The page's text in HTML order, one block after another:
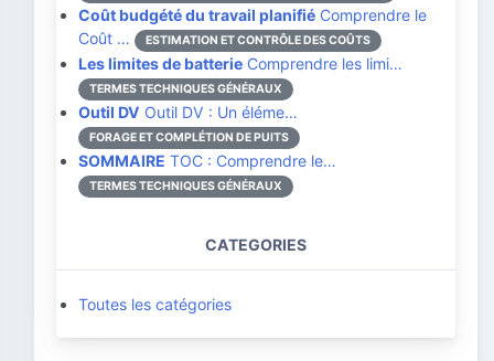
Coût budgété du travail planifié Comprendre le
Coût …
ESTIMATION ET CONTRÔLE DES COÛTS
Les limites de batterie Comprendre les limi…
TERMES TECHNIQUES GÉNÉRAUX
Outil DV Outil DV : Un éléme…
FORAGE ET COMPLÉTION DE PUITS
SOMMAIRE TOC : Comprendre le…
TERMES TECHNIQUES GÉNÉRAUX
CATEGORIES
Toutes les catégories